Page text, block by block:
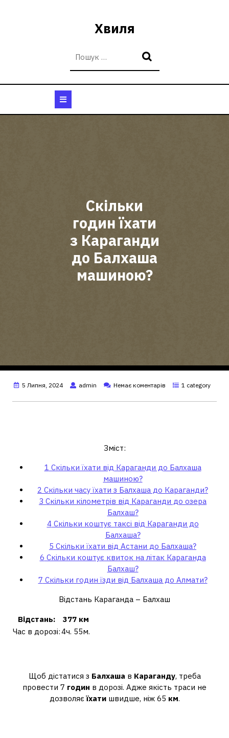
Хвиля
Скільки
годин їхати
з Караганди
до Балхаша
машиною?
5 Липня, 2024 admin Немає коментарів 1 category
Зміст:
1 Скільки їхати від Караганди до Балхаша
машиною?
2 Скільки часу їхати з Балхаша до Караганди?
3 Скільки кілометрів від Караганди до озера
Балхаш?
4Скільки коштує таксі від Караганди до
Балхаша?
5 Скільки їхати від Астани до Балхаша?
6 Скільки коштує квиток на літак Караганда
Балхаш?
7 Скільки годин їзди від Балхаша до Алмати?
Відстань Караганда – Балхаш
Відстань:
377 км
Час в дорозі:4ч. 55м.
Щоб дістатися з Балхаша в Караганду, треба
провести 7 годин в дорозі. Адже якість траси не
дозволяєїхатишвидше, ніж 65 км.